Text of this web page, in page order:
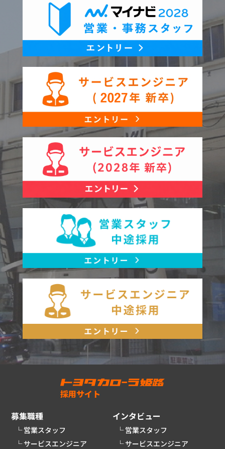
採用サイト
募集職種
営業スタッフ
サービスエンジニア
インタビュー
営業スタッフ
サービスエンジニア